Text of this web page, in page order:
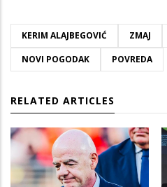
KERIM ALAJBEGOVIĆ ZMAJ
NOVI POGODAK
POVREDA
RELATED ARTICLES